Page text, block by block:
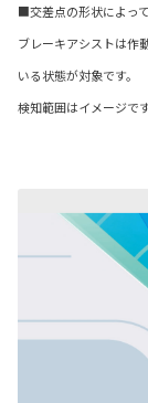
■交差点の形状によっ
ブレーキアシストは
いる状態が対象です
検知範囲はイメージです